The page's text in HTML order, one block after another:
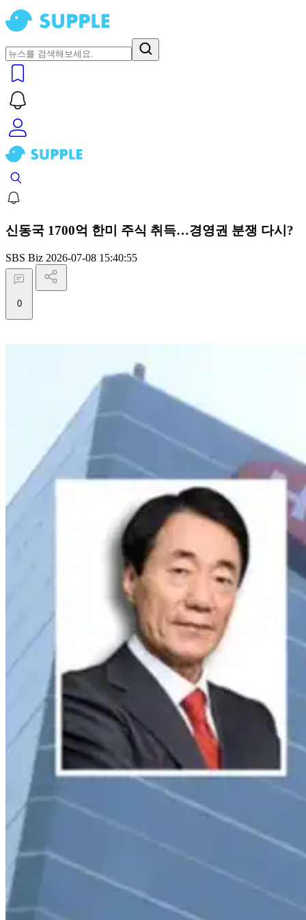
신동국 1700억 한미 주식 취득…경영권 분쟁 다시?
SBS Biz 2026-07-08 15:40:55
0